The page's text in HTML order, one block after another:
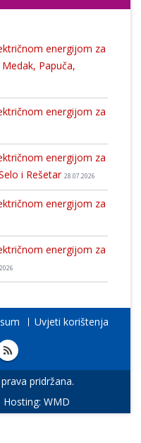
energijom za
Papuča,
energijom za
energijom za
i Rešetar 28.07.2026
energijom za
energijom za
Uvjeti korištenja
pridržana.
Hosting: WMD